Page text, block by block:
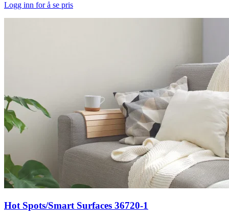
Logg inn for å se pris
Hot Spots/Smart Surfaces 36720-1